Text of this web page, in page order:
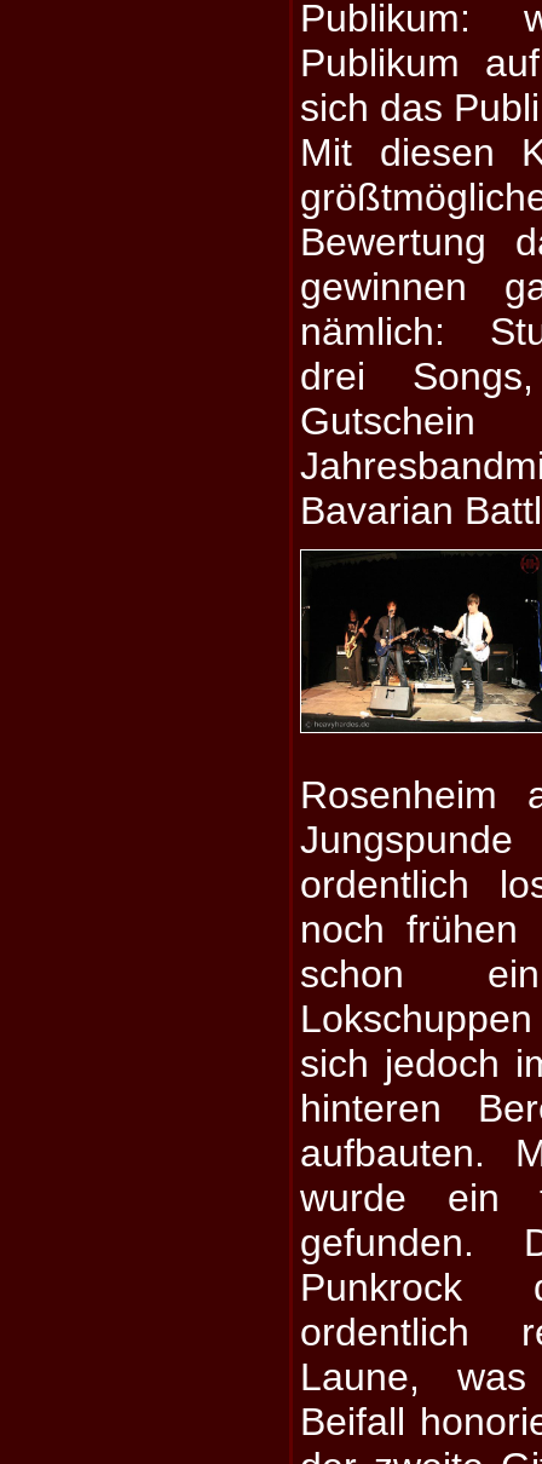
Publikum:
Publikum
sich das
Mit diesen
Bewertung
gewinnen
nämlich:
drei
Bavarian
Rosenheim
ordentlich
noch frühen
schon
sich jedoch
hinteren
aufbauten.
wurde ein
gefunden.
ordentlich
Laune,
Beifall